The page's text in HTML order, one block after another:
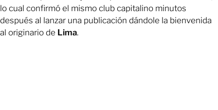
lo cual confirmó el mismo club capitalino minutos
después al lanzar una publicación dándole la bienvenida
al originario de Lima.